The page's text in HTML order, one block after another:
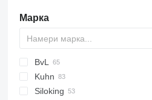
валцови мелници за
линии за производство
фураж
Марка
200 - series
BvL
V-MIX
CK
TMR
Joker
MF
SB
VM
Kuhn
Euromix
LK
VMP
Sam
RBK
Gulliver
Siloking